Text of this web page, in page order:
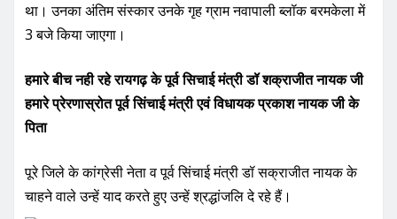
था। उनका अंतिम संस्कार उनके गृह ग्राम नवापाली ब्लॉक बरमकेला में
3 बजे किया जाएगा।
हमारे बीच नही रहे रायगढ़ के पूर्व सिचाई मंत्री डॉ शक्राजीत नायक जी
हमारे प्रेरणास्रोत पूर्व सिंचाई मंत्री एवं विधायक प्रकाश नायक जी के
पिता
पूरे जिले के कांग्रेसी नेता व पूर्व सिंचाई मंत्री डॉ सक्राजीत नायक के
चाहने वाले उन्हें याद करते हुए उन्हें श्रद्धांजलि दे रहे हैं।